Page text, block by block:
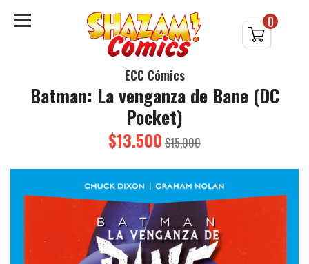
0
ECC Cómics
Batman: La venganza de Bane (DC
Pocket)
$13.500 $15.000